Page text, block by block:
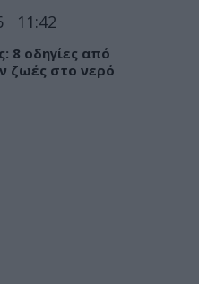
11:42
8 οδηγίες από
ζωές στο νερό